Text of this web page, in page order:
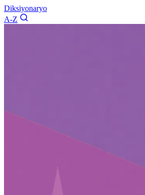
Diksiyonaryo
A-Z